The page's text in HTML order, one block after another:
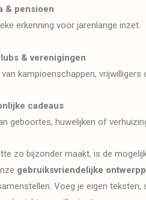
& pensioen
erkenning voor jarenlange inzet.
& verenigingen
van kampioenschappen, vrijwilligers
cadeaus
geboortes, huwelijken of
zo bijzonder maakt, is de
gebruiksvriendelijke
Voeg je eigen